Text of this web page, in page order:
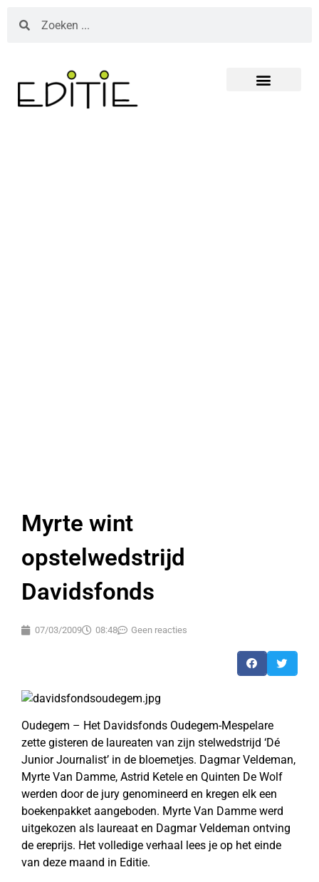
Myrte wint
opstelwedstrijd
Davidsfonds
07/03/2009 08:48 Geen reacties
Oudegem – Het Davidsfonds Oudegem-Mespelare
zette gisteren de laureaten van zijn stelwedstrijd ‘Dé
Junior Journalist’ in de bloemetjes. Dagmar Veldeman,
Myrte Van Damme, Astrid Ketele en Quinten De Wolf
werden door de jury genomineerd en kregen elk een
boekenpakket aangeboden. Myrte Van Damme werd
uitgekozen als laureaat en Dagmar Veldeman ontving
de ereprijs. Het volledige verhaal lees je op het einde
van deze maand in Editie.